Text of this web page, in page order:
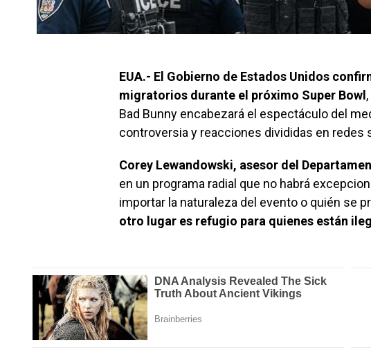
EUA.- El Gobierno de Estados Unidos
migratorios durante el próximo Super Bowl
Bad Bunny encabezará el espectáculo del
controversia y reacciones divididas en redes
Corey Lewandowski, asesor del
en un programa radial que no habrá
importar la naturaleza del evento o quién se
otro lugar es refugio para quienes están